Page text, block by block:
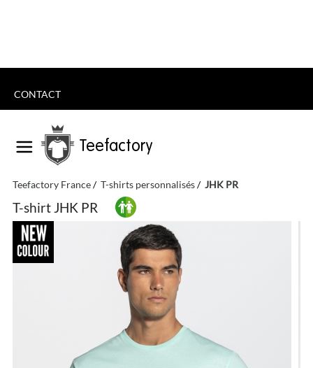
CONTACT
Teefactory
Teefactory France T-shirts personnalisés JHK PR
T-shirt JHK PR